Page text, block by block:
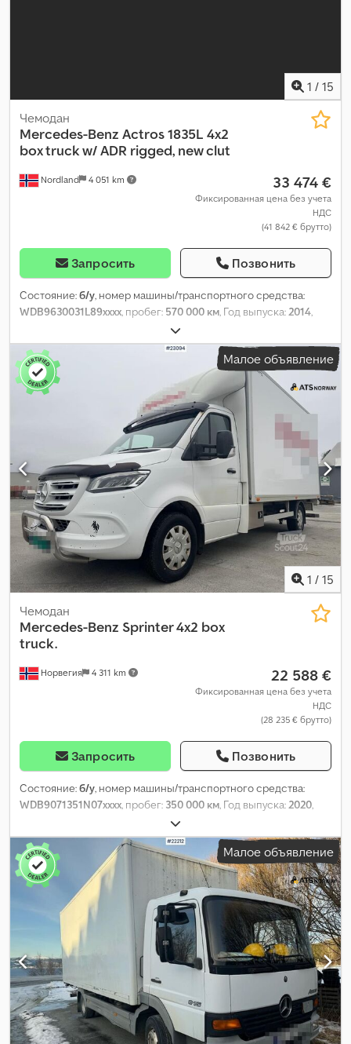
1 / 15
Nordland 4 051 km
Чемодан
Mercedes-Benz Actros 1835L 4x2
box truck w/ ADR rigged, new clut
33 474 €
Фиксированная цена без учета
НДС
(41 842 € брутто)
Запросить Позвонить
Состояние:б/у, номер машины/транспортного средства:
WDB9630031L89xxxx, пробег: 570 000 км, Год выпуска:2014,
Малое объявление
1 / 15
Норвегия 4 311 km
Чемодан
Mercedes-Benz Sprinter 4x2 box
truck.
22 588 €
Фиксированная цена без учета
НДС
(28 235 € брутто)
Запросить Позвонить
Состояние:б/у, номер машины/транспортного средства:
WDB9071351N07xxxx, пробег: 350 000 км, Год выпуска:2020,
Малое объявление